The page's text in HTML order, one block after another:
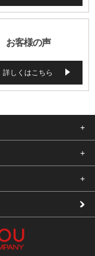
お客様の声
詳しくはこちら